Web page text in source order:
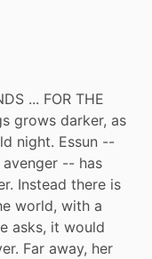
... FOR THE
grows darker, as
night. Essun --
-- has
Instead there is
world, with a
asks, it would
Far away, her